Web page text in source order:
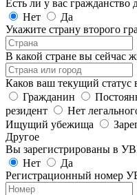
Есть ли у вас гражданство
Нет
Да
Укажите страну второго
В какой стране вы сейчас
Каков ваш текущий статус
Гражданин
резидент
Нет
Ищущий убежища
Другое
Вы зарегистрированы в
Нет
Да
Регистрационный номер